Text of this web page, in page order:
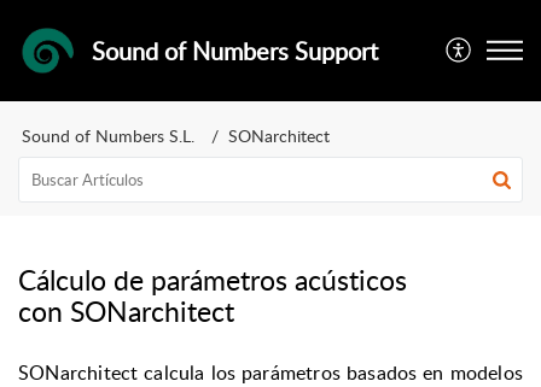
Sound of Numbers Support
Sound of Numbers S.L. SONarchitect
Cálculo de parámetros acústicos
con SONarchitect
SONarchitect calcula los parámetros basados en modelos